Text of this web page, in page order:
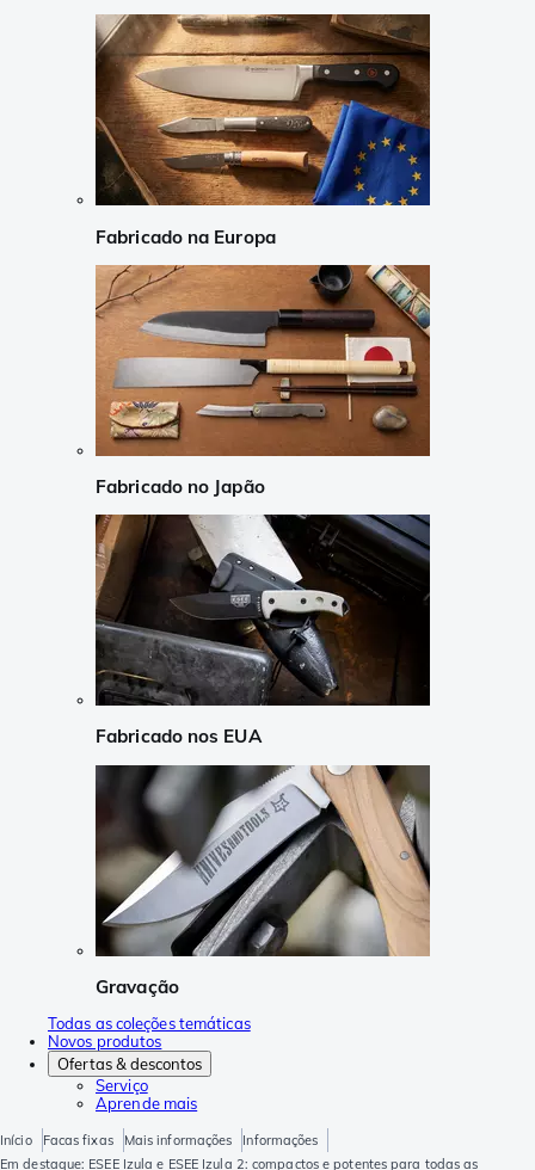
Fabricado na Europa
Fabricado no Japão
Fabricado nos EUA
Gravação
Todas as coleções temáticas
Novos produtos
Ofertas & descontos
Serviço
Aprende mais
Início Facas fixas Mais informações
Informações
Em destaque: ESEE Izula e ESEE Izula 2: compactos e potentes para todas as